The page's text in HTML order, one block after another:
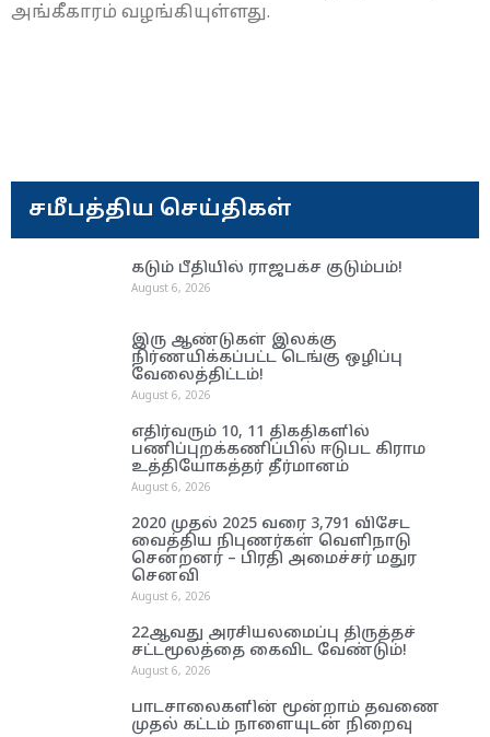
அங்கீகாரம் வழங்கியுள்ளது.
சமீபத்திய செய்திகள்
கடும் பீதியில் ராஜபக்ச குடும்பம்!
August 6, 2026
இரு ஆண்டுகள் இலக்கு
நிர்ணயிக்கப்பட்ட டெங்கு ஒழிப்பு
வேலைத்திட்டம்!
August 6, 2026
எதிர்வரும் 10, 11 திகதிகளில்
பணிப்புறக்கணிப்பில் ஈடுபட கிராம
உத்தியோகத்தர் தீர்மானம்
August 6, 2026
2020 முதல் 2025 வரை 3,791 விசேட
வைத்திய நிபுணர்கள் வெளிநாடு
சென்றனர் – பிரதி அமைச்சர் மதுர
செனவி
August 6, 2026
22ஆவது அரசியலமைப்பு திருத்தச்
சட்டமூலத்தை கைவிட வேண்டும்!
August 6, 2026
பாடசாலைகளின் மூன்றாம் தவணை
முதல் கட்டம் நாளையுடன் நிறைவு